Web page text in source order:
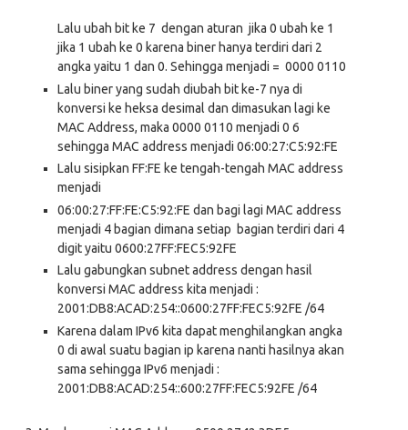
Lalu ubah bit ke 7 dengan aturan jika 0 ubah ke 1
jika 1 ubah ke 0 karena biner hanya terdiri dari 2
angka yaitu 1 dan 0. Sehingga menjadi = 0000 0110
Lalu biner yang sudah diubah bit ke-7 nya di
konversi ke heksa desimal dan dimasukan lagi ke
MAC Address, maka 0000 0110 menjadi 0 6
sehingga MAC address menjadi 06:00:27:C5:92:FE
Lalu sisipkan FF:FE ke tengah-tengah MAC address
menjadi
06:00:27:FF:FE:C5:92:FE dan bagi lagi MAC address
menjadi 4 bagian dimana setiap bagian terdiri dari 4
digit yaitu 0600:27FF:FEC5:92FE
Lalu gabungkan subnet address dengan hasil
konversi MAC address kita menjadi :
2001:DB8:ACAD:254::0600:27FF:FEC5:92FE /64
Karena dalam IPv6 kita dapat menghilangkan angka
0 di awal suatu bagian ip karena nanti hasilnya akan
sama sehingga IPv6 menjadi :
2001:DB8:ACAD:254::600:27FF:FEC5:92FE /64